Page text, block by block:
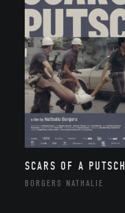
SCARS OF A PUTSCH
BORGERS NATHALIE